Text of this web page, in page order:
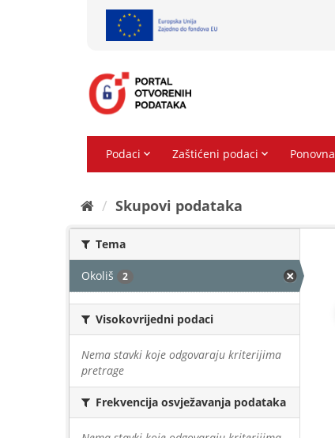
Skupovi podаtаkа
Tema
Okoliš 2
Visokovrijedni podaci
Nema stavki koje odgovaraju kriterijima
pretrage
Frekvencija osvježavanja podataka